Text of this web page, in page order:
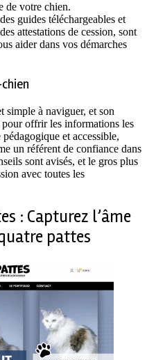
de votre chien.
guides téléchargeables et
attestations de cession, sont
aider dans vos démarches
simple à naviguer, et son
offrir les informations les
et accessible,
un référent de confiance dans
sont avisés, et le gros plus
avec toutes les
: Capturez l’âme
pattes